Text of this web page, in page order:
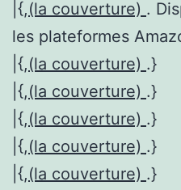
|{,(la couverture) .
les plateformes
|{,(la couverture) .}
|{,(la couverture) .}
|{,(la couverture) .}
|{,(la couverture) .}
|{,(la couverture) .}